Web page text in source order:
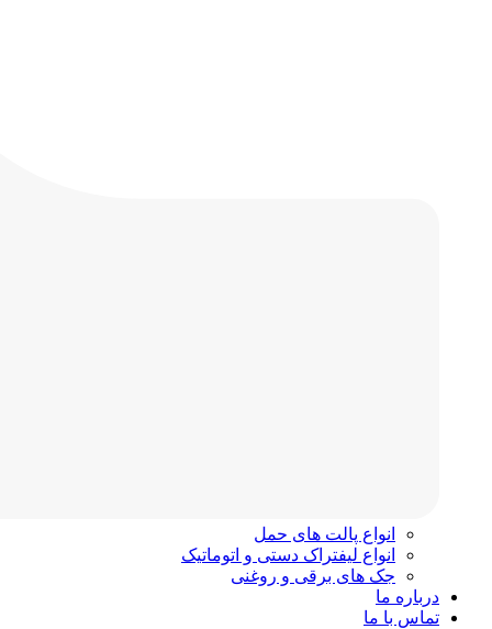
انواع پالت های حمل
انواع لیفتراک دستی و اتوماتیک
جک های برقی و روغنی
درباره ما
تماس با ما